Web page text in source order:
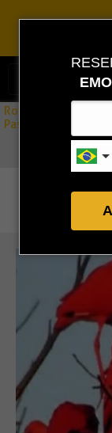
Rota Combo
Passeios Delta do